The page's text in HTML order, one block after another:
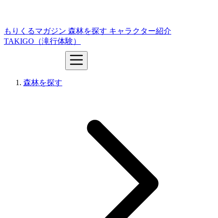
もりくるマガジン 森林を探す キャラクター紹介
TAKIGO（滝行体験）
森林を探す